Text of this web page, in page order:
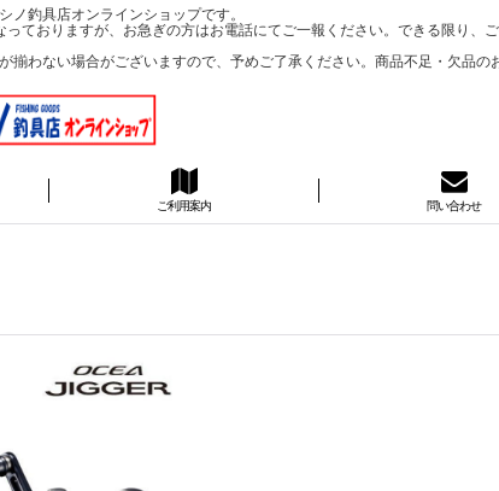
ノ釣具店オンラインショップです。
おりますが、お急ぎの方はお電話にてご一報ください。できる限り、
わない場合がございますので、予めご了承ください。商品不足・欠品の
ご利用案内 問い合わせ